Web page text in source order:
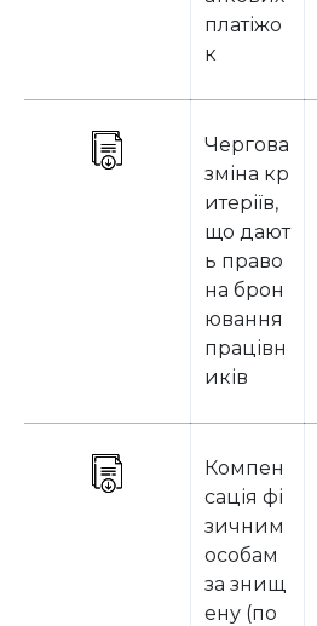
платіжо
к
Чергова
зміна кр
итеріїв,
що дают
ь право
на брон
ювання
працівн
иків
Компен
сація фі
зичним
особам
за знищ
ену (по